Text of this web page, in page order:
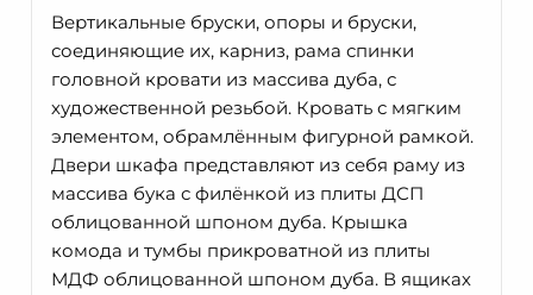
Вертикальные бруски, опоры и бруски,
соединяющие их, карниз, рама спинки
головной кровати из массива дуба, с
художественной резьбой. Кровать с мягким
элементом, обрамлённым фигурной рамкой.
Двери шкафа представляют из себя раму из
массива бука с филёнкой из плиты ДСП
облицованной шпоном дуба. Крышка
комода и тумбы прикроватной из плиты
МДФ облицованной шпоном дуба. В ящиках